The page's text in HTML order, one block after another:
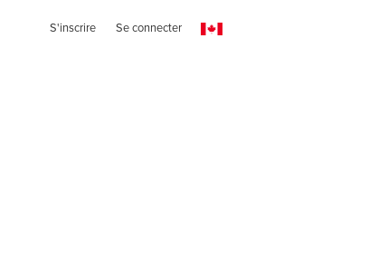
S'inscrire Se connecter